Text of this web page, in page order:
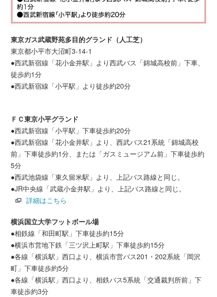
東京ガス武蔵野苑多目的グランド（人工芝）
東京都小平市大沼町3-14-1
●西武新宿線「花小金井駅」より西武バス「錦城高校前」下車、
徒歩約1分
●西武新宿線「小平駅」より徒歩約20分
ＦＣ東京小平グランド
●西武新宿線「小平駅」下車徒歩約20分
●西武新宿線「花小金井駅」より、西武バス21系統「錦城高校
前」下車徒歩約1分、または「ガスミュージアム前」下車徒歩約
5分
●西武池袋線「東久留米駅」より、上記バス路線と同じ。
●JR中央線「武蔵小金井駅」より、上記バス路線と同じ。
詳細はこちら
横浜国立大学フットボール場
●相鉄線「和田町駅」下車徒歩約15分
●横浜市営地下鉄「三ツ沢上町駅」下車徒歩約15分
●各線「横浜駅」西口より、横浜市営バス201・202系統「岡沢
町」下車徒歩約5分
●各線「横浜駅」西口より、相鉄バス5系統「交通裁判所前」下
車徒歩約3分